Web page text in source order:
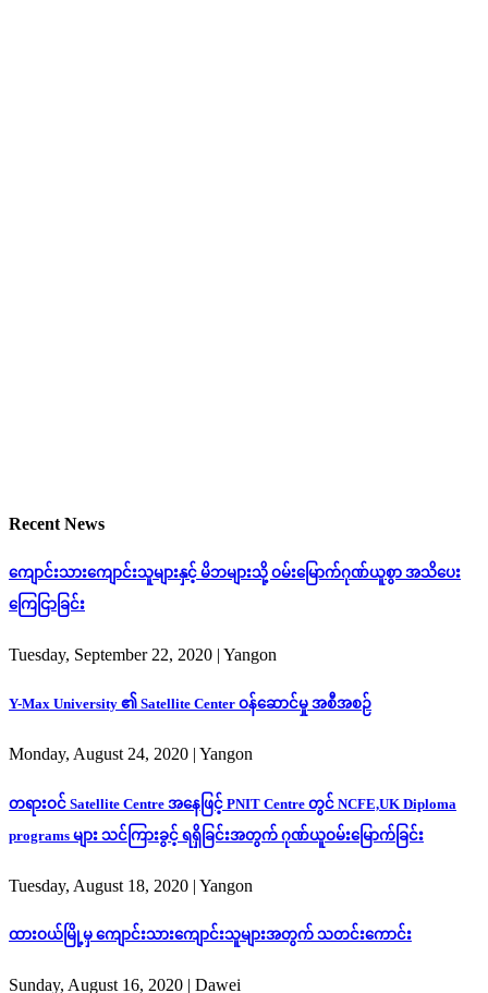
Recent News
ကျောင်းသားကျောင်းသူများနှင့် မိဘများသို့ ဝမ်းမြောက်ဂုဏ်ယူစွာ အသိပေး
ကြေငြာခြင်း
Tuesday, September 22, 2020 | Yangon
Y-Max University ၏ Satellite Center ဝန်ဆောင်မှု အစီအစဉ်
Monday, August 24, 2020 | Yangon
တရားဝင် Satellite Centre အနေဖြင့် PNIT Centre တွင် NCFE,UK Diploma
programs များ သင်ကြားခွင့် ရရှိခြင်းအတွက် ဂုဏ်ယူဝမ်းမြောက်ခြင်း
Tuesday, August 18, 2020 | Yangon
ထားဝယ်မြို့မှ ကျောင်းသားကျောင်းသူများအတွက် သတင်းကောင်း
Sunday, August 16, 2020 | Dawei